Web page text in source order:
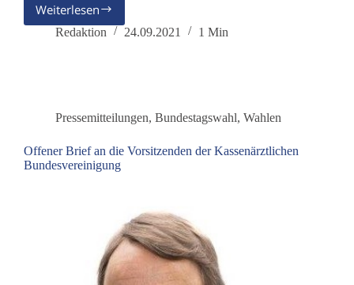
Weiterlesen
Auch
dieBasis-
„Ein
Geimpfter“
Redaktion 24.09.2021 1 Min
Pressemitteilungen, Bundestagswahl, Wahlen
Offener Brief an die Vorsitzenden der Kassenärztlichen
Bundesvereinigung